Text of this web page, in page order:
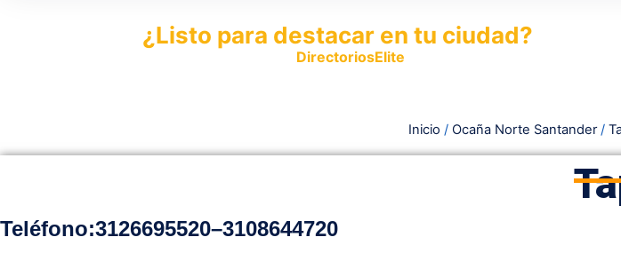
¿Listo para destacar en tu ciudad?
DirectoriosElite
Inicio / Ocaña Norte Santander/
Teléfono:3126695520–3108644720